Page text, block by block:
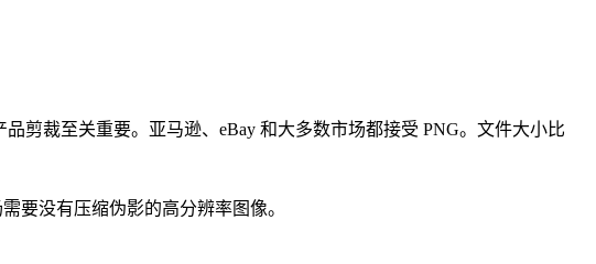
剪裁至关重要。亚马逊、eBay 和大多数市场都接受 PNG。文件大小比
要没有压缩伪影的高分辨率图像。